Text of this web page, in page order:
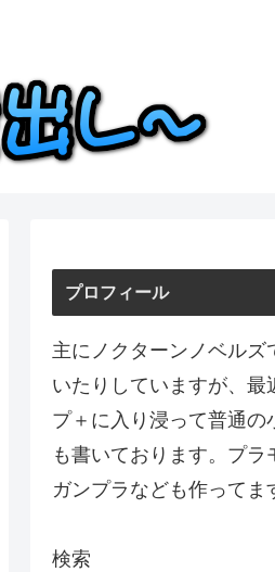
プロフィール
主にノクターンノベルズ
いたりしていますが、最
プ＋に入り浸って普通の
も書いております。プラ
ガンプラなども作ってま
検索